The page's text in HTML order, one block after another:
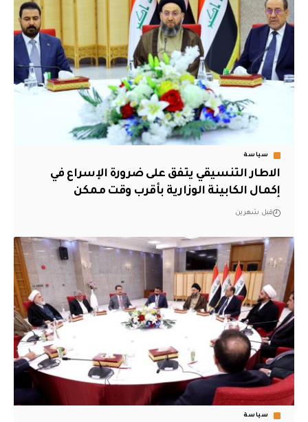
سياسة
الاطار التنسيقي يتفق على ضرورة الإسراع في
إكمال الكابينة الوزارية بأقرب وقت ممكن
قبل شهرين
سياسة